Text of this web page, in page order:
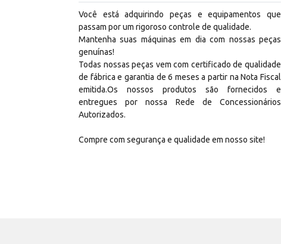
Você está adquirindo peças e equipamentos que
passam por um rigoroso controle de qualidade.
Mantenha suas máquinas em dia com nossas peças
genuínas!
Todas nossas peças vem com certificado de qualidade
de fábrica e garantia de 6 meses a partir na Nota Fiscal
emitida.Os nossos produtos são fornecidos e
entregues por nossa Rede de Concessionários
Autorizados.
Compre com segurança e qualidade em nosso site!